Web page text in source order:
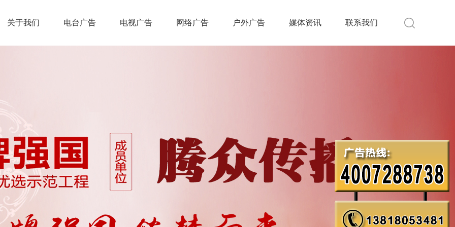
关于我们 电台广告 电视广告 网络广告 户外广告 媒体资讯 联系我们